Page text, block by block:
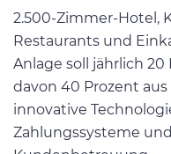
2.500-Zimmer-Hotel,
Restaurants und
Anlage soll jährlich
davon 40 Prozent
innovative
Zahlungssysteme